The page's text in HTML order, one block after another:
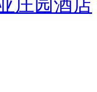
庄园酒店